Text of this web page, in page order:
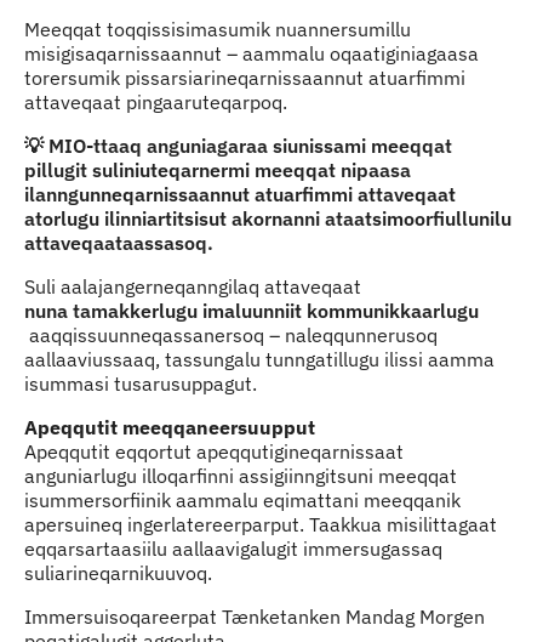
Meeqqat toqqissisimasumik nuannersumillu
misigisaqarnissaannut – aammalu oqaatiginiagaasa
torersumik pissarsiarineqarnissaannut atuarfimmi
attaveqaat pingaaruteqarpoq.
💡 MIO-ttaaq anguniagaraa siunissami meeqqat
pillugit suliniuteqarnermi meeqqat nipaasa
ilanngunneqarnissaannut atuarfimmi attaveqaat
atorlugu ilinniartitsisut akornanni ataatsimoorfiullunilu
attaveqaataassasoq.
Suli aalajangerneqanngilaq attaveqaat
nuna tamakkerlugu imaluunniit kommunikkaarlugu
aaqqissuunneqassanersoq – naleqqunnerusoq
aallaaviussaaq, tassungalu tunngatillugu ilissi aamma
isummasi tusarusuppagut.
Apeqqutit meeqqaneersuupput
Apeqqutit eqqortut apeqqutigineqarnissaat
anguniarlugu illoqarfinni assigiinngitsuni meeqqat
isummersorfiinik aammalu eqimattani meeqqanik
apersuineq ingerlatereerparput. Taakkua misilittagaat
eqqarsartaasiilu aallaavigalugit immersugassaq
suliarineqarnikuuvoq.
Immersuisoqareerpat Tænketanken Mandag Morgen